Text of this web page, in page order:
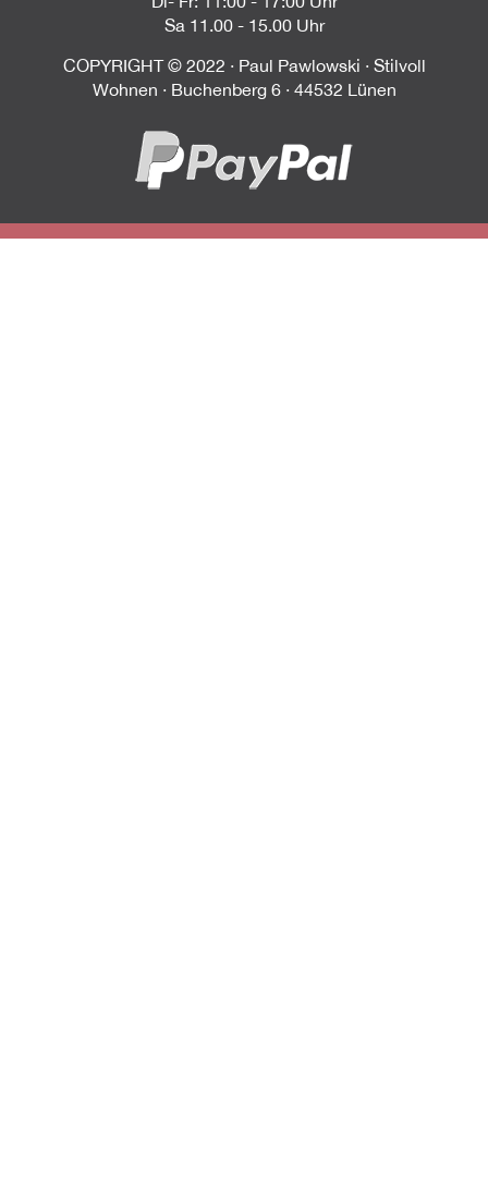
Sa 11.00 - 15.00 Uhr
COPYRIGHT © 2022 · Paul Pawlowski · Stilvoll
Wohnen · Buchenberg 6 · 44532 Lünen